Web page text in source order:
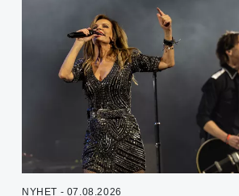
NYHET - 07.08.2026